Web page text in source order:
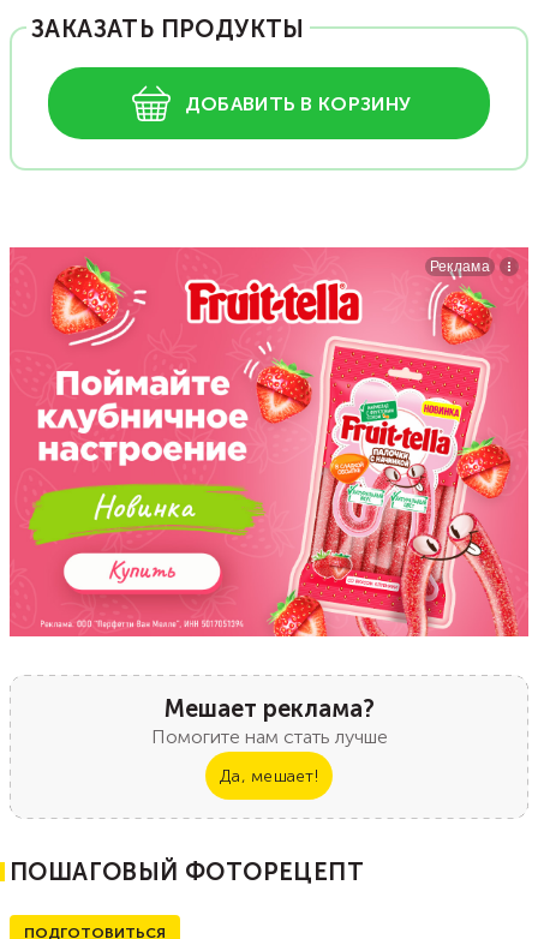
ЗАКАЗАТЬ ПРОДУКТЫ
ДОБАВИТЬ В КОРЗИНУ
Мешает реклама?
Помогите нам стать лучше
Да, мешает!
ПОШАГОВЫЙ ФОТОРЕЦЕПТ
ПОДГОТОВИТЬСЯ